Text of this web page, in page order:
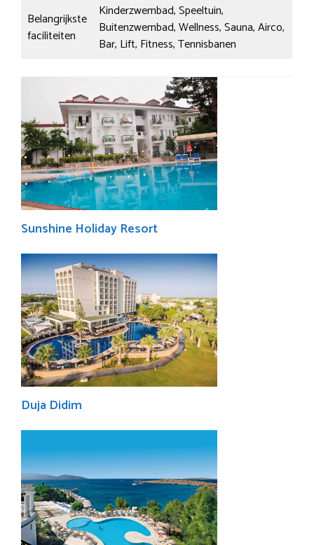
Belangrijkste
faciliteiten
Kinderzwembad, Speeltuin,
Buitenzwembad, Wellness, Sauna, Airco,
Bar, Lift, Fitness, Tennisbanen
Sunshine Holiday Resort
Duja Didim